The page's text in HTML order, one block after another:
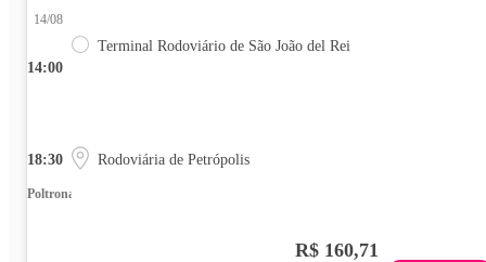
14:00
14/08
Terminal Rodoviário de São João del Rei
18:30 Rodoviária de Petrópolis
Poltrona
R$ 160,71